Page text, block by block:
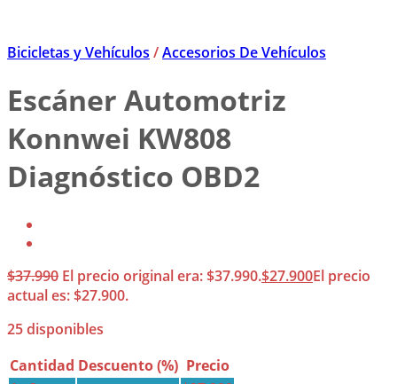
Bicicletas y Vehículos /Accesorios De Vehículos
Escáner Automotriz
Konnwei KW808
Diagnóstico OBD2
$37.990 El precio original era: $37.990.$27.900El precio
actual es: $27.900.
25 disponibles
Cantidad Descuento (%) Precio